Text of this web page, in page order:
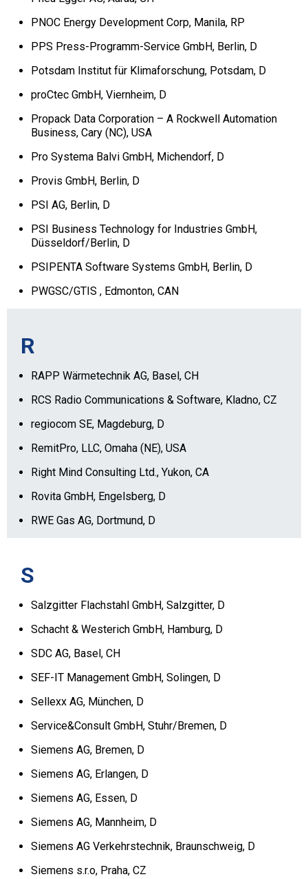
PNOC Energy Development Corp, Manila, RP
PPS Press-Programm-Service GmbH, Berlin, D
Potsdam Institut für Klimaforschung, Potsdam, D
proCtec GmbH, Viernheim, D
Propack Data Corporation – A Rockwell Automation
Business, Cary (NC), USA
Pro Systema Balvi GmbH, Michendorf, D
Provis GmbH, Berlin, D
PSI AG, Berlin, D
PSI Business Technology for Industries GmbH,
Düsseldorf/Berlin, D
PSIPENTA Software Systems GmbH, Berlin, D
PWGSC/GTIS , Edmonton, CAN
R
RAPP Wärmetechnik AG, Basel, CH
RCS Radio Communications & Software, Kladno, CZ
regiocom SE, Magdeburg, D
RemitPro, LLC, Omaha (NE), USA
Right Mind Consulting Ltd., Yukon, CA
Rovita GmbH, Engelsberg, D
RWE Gas AG, Dortmund, D
S
Salzgitter Flachstahl GmbH, Salzgitter, D
Schacht & Westerich GmbH, Hamburg, D
SDC AG, Basel, CH
SEF-IT Management GmbH, Solingen, D
Sellexx AG, München, D
Service&Consult GmbH, Stuhr/Bremen, D
Siemens AG, Bremen, D
Siemens AG, Erlangen, D
Siemens AG, Essen, D
Siemens AG, Mannheim, D
Siemens AG Verkehrstechnik, Braunschweig, D
Siemens s.r.o, Praha, CZ